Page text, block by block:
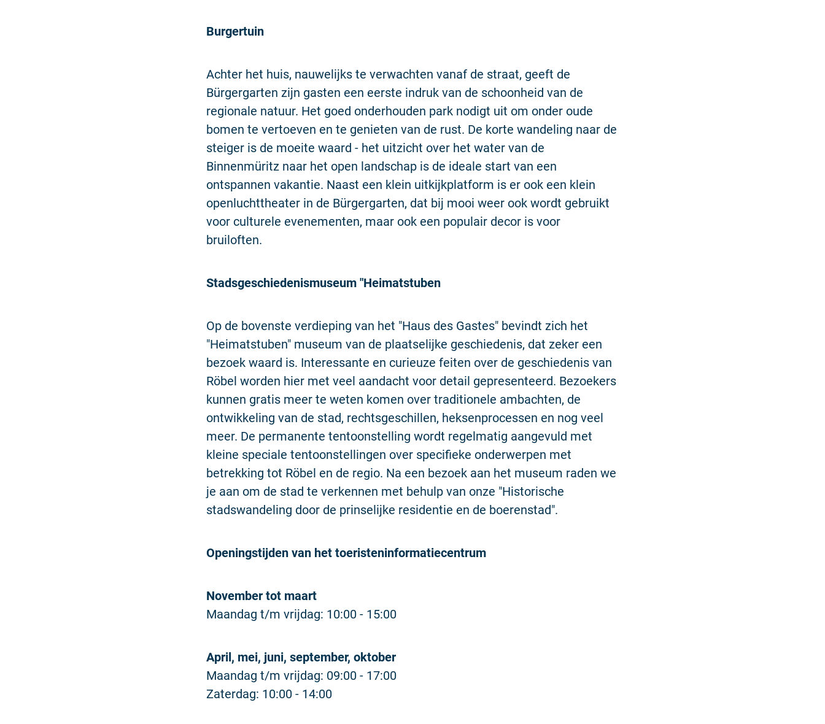
Burgertuin
Achter het huis, nauwelijks te verwachten vanaf de straat, geeft de
Bürgergarten zijn gasten een eerste indruk van de schoonheid van de
regionale natuur. Het goed onderhouden park nodigt uit om onder oude
bomen te vertoeven en te genieten van de rust. De korte wandeling naar de
steiger is de moeite waard - het uitzicht over het water van de
Binnenmüritz naar het open landschap is de ideale start van een
ontspannen vakantie. Naast een klein uitkijkplatform is er ook een klein
openluchttheater in de Bürgergarten, dat bij mooi weer ook wordt gebruikt
voor culturele evenementen, maar ook een populair decor is voor
bruiloften.
Stadsgeschiedenismuseum "Heimatstuben
Op de bovenste verdieping van het "Haus des Gastes" bevindt zich het
"Heimatstuben" museum van de plaatselijke geschiedenis, dat zeker een
bezoek waard is. Interessante en curieuze feiten over de geschiedenis van
Röbel worden hier met veel aandacht voor detail gepresenteerd. Bezoekers
kunnen gratis meer te weten komen over traditionele ambachten, de
ontwikkeling van de stad, rechtsgeschillen, heksenprocessen en nog veel
meer. De permanente tentoonstelling wordt regelmatig aangevuld met
kleine speciale tentoonstellingen over specifieke onderwerpen met
betrekking tot Röbel en de regio. Na een bezoek aan het museum raden we
je aan om de stad te verkennen met behulp van onze "Historische
stadswandeling door de prinselijke residentie en de boerenstad".
Openingstijden van het toeristeninformatiecentrum
November tot maart
Maandag t/m vrijdag: 10:00 - 15:00
April, mei, juni, september, oktober
Maandag t/m vrijdag: 09:00 - 17:00
Zaterdag: 10:00 - 14:00